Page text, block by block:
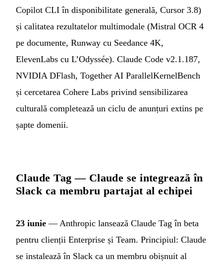
Copilot CLI în disponibilitate generală, Cursor 3.8)
și calitatea rezultatelor multimodale (Mistral OCR 4
pe documente, Runway cu Seedance 4K,
ElevenLabs cu L’Odyssée). Claude Code v2.1.187,
NVIDIA DFlash, Together AI ParallelKernelBench
și cercetarea Cohere Labs privind sensibilizarea
culturală completează un ciclu de anunțuri extins pe
șapte domenii.
Claude Tag — Claude se integrează în
Slack ca membru partajat al echipei
23 iunie — Anthropic lansează Claude Tag în beta
pentru clienții Enterprise și Team. Principiul: Claude
se instalează în Slack ca un membru obișnuit al